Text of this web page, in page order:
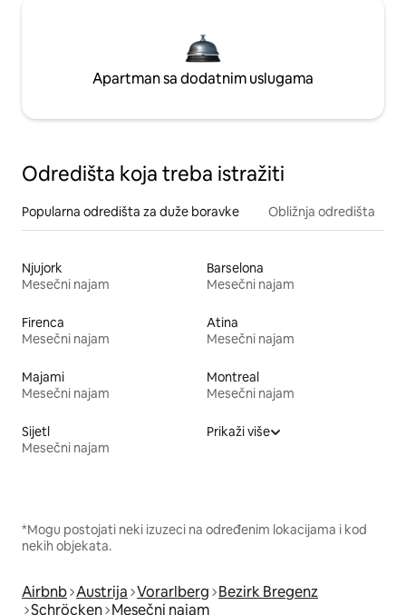
Apartman sa dodatnim uslugama
Odredišta koja treba istražiti
Popularna odredišta za duže boravke Obližnja odredišta
Njujork
Mesečni najam
Barselona
Mesečni najam
Firenca
Mesečni najam
Atina
Mesečni najam
Majami
Mesečni najam
Montreal
Mesečni najam
Sijetl
Mesečni najam
Prikaži više
*Mogu postojati neki izuzeci na određenim lokacijama i kod
nekih objekata.
Airbnb Austrija Vorarlberg Bezirk Bregenz
Schröcken Mesečni najam